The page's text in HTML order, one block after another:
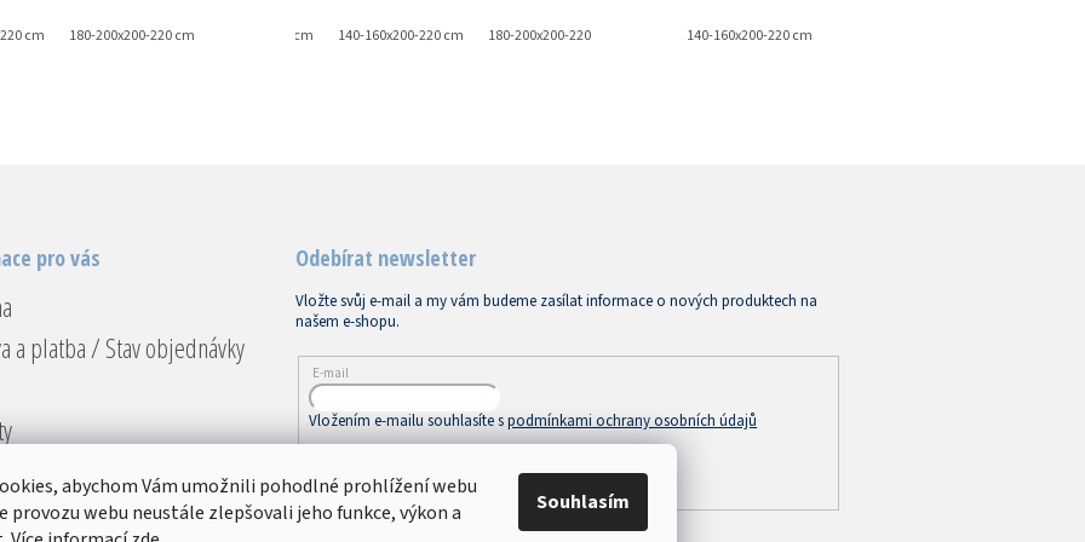
abychom Vám umožnili pohodlné prohlížení webu
provozu webu neustále zlepšovali jeho funkce, výkon a
Souhlasím
220 cm 180-200x200-220 cm 90-100x200-220 cm 140-160x200-220 cm 180-200x200-220 cm 140-160x200-220 cm
pro vás
a platba / Stav objednávky
a vrácení
podmínky
Odebírat newsletter
Vložte svůj e-mail a my vám budeme zasílat informace o nových produktech na
našem e-shopu.
E-mail
Vložením e-mailu souhlasíte spodmínkami ochrany osobních údajů
PŘIHLÁSIT SE